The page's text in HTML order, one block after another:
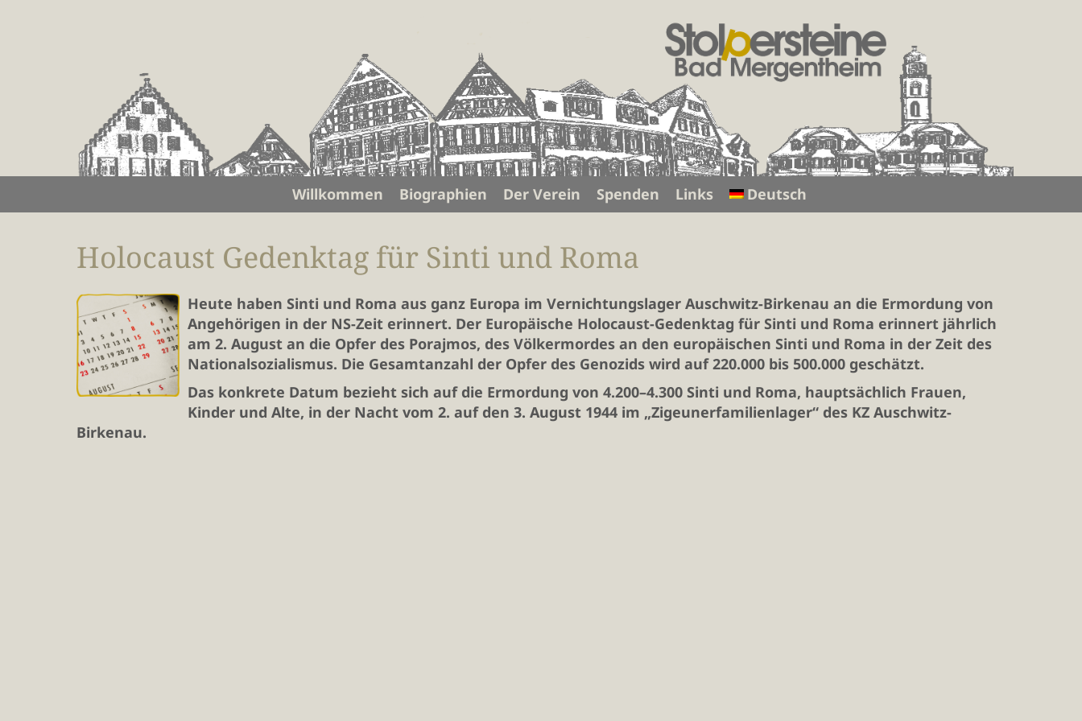
Willkommen Biographien Der Verein Spenden Links Deutsch
Holocaust Gedenktag für Sinti und Roma
Heute haben Sinti und Roma aus ganz Europa im Vernichtungslager Auschwitz-Birkenau an die Ermordung von
Angehörigen in der NS-Zeit erinnert. Der Europäische Holocaust-Gedenktag für Sinti und Roma erinnert jährlich
am 2. August an die Opfer des Porajmos, des Völkermordes an den europäischen Sinti und Roma in der Zeit des
Nationalsozialismus. Die Gesamtanzahl der Opfer des Genozids wird auf 220.000 bis 500.000 geschätzt.
Das konkrete Datum bezieht sich auf die Ermordung von 4.200–4.300 Sinti und Roma, hauptsächlich Frauen,
Kinder und Alte, in der Nacht vom 2. auf den 3. August 1944 im „Zigeunerfamilienlager“ des KZ Auschwitz-
Birkenau.